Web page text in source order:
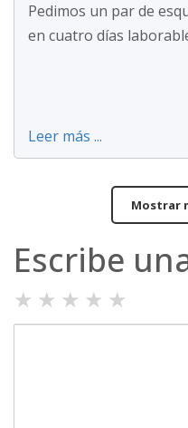
Pedimos un par de
en cuatro días
Leer más ...
Mostrar
Escribe
★ ★ ★ ★ ★